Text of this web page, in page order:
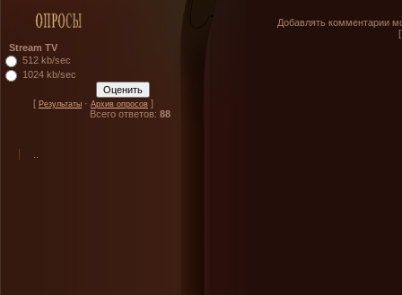
Stream TV
512 kb/sec
1024 kb/sec
[ Результаты · Архив опросов ]
Всего ответов: 88
Добавлять комментарии